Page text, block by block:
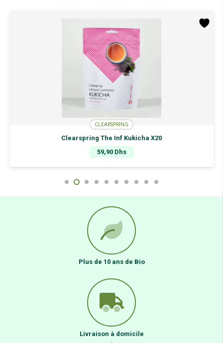
CLEARSPRING
Clearspring The Inf Kukicha X20
59,90 Dhs
Plus de 10 ans de Bio
Livraison à domicile